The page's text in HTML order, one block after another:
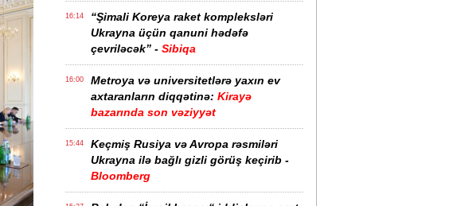
16:14
“Şimali Koreya raket kompleksləri
Ukrayna üçün qanuni hədəfə
çevriləcək” - Sibiqa
16:00
Metroya və universitetlərə yaxın ev
axtaranların diqqətinə: Kirayə
bazarında son vəziyyət
15:44
Keçmiş Rusiya və Avropa rəsmiləri
Ukrayna ilə bağlı gizli görüş keçirib -
Bloomberg